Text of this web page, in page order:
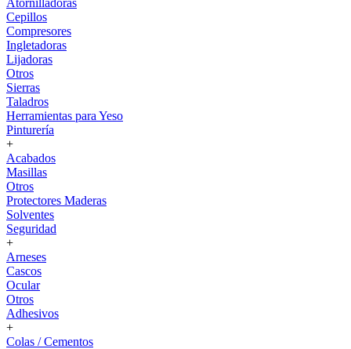
Atornilladoras
Cepillos
Compresores
Ingletadoras
Lijadoras
Otros
Sierras
Taladros
Herramientas para Yeso
Pinturería
+
Acabados
Masillas
Otros
Protectores Maderas
Solventes
Seguridad
+
Arneses
Cascos
Ocular
Otros
Adhesivos
+
Colas / Cementos